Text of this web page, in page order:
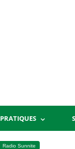
PRATIQUES
Radio Sunnite